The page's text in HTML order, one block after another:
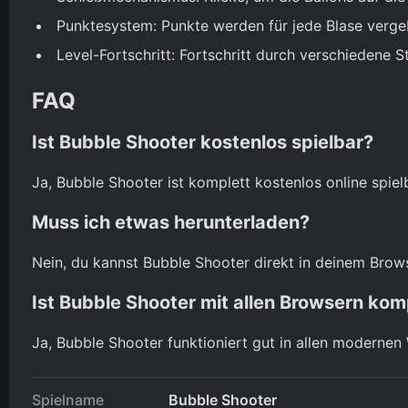
Punktesystem: Punkte werden für jede Blase
Level-Fortschritt: Fortschritt durch verschiedene
FAQ
Ist Bubble Shooter kostenlos spielbar?
Ja, Bubble Shooter ist komplett kostenlos online
Muss ich etwas herunterladen?
Nein, du kannst Bubble Shooter direkt in deinem
Ist Bubble Shooter mit allen Browsern
Ja, Bubble Shooter funktioniert gut in allen modernen
Spielname Bubble Shooter